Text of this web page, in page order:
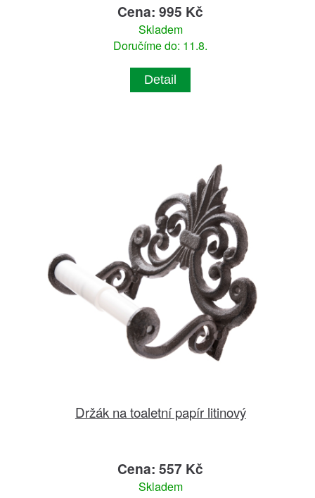
Cena: 995 Kč
Skladem
Doručíme do: 11.8.
Detail
Držák na toaletní papír litinový
Cena: 557 Kč
Skladem